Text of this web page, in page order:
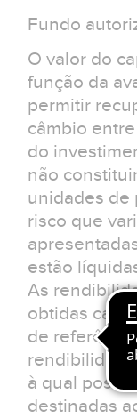
Fundo
O valor do
função da
permitir
câmbio
do
não
unidades de
risco que
estão
As
obtidas
de
à qual
destinadas